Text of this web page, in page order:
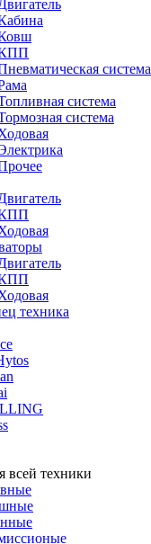
система
система
система
техника
всей техники